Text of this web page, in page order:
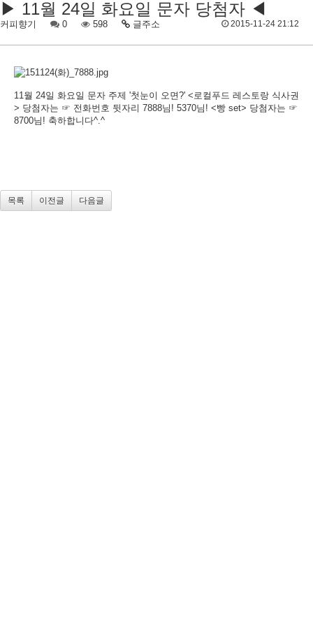
▶ 11월 24일 화요일 문자 당첨자 ◀
커피향기 0 598 글주소 2015-11-24 21:12
11월 24일 화요일 문자 주제 '첫눈이 오면?' <로컬푸드 레스토랑 식사권
> 당첨자는 ☞ 전화번호 뒷자리 7888님! 5370님! <빵 set> 당첨자는 ☞
8700님! 축하합니다^.^
목록 이전글 다음글